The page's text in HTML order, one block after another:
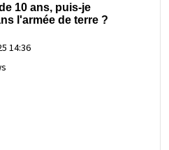
10 ans, puis-je
l'armée de terre ?
14:36